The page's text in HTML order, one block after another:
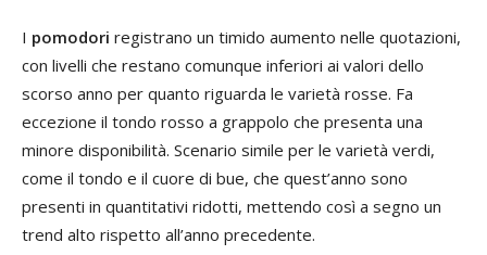
I pomodori registrano un timido aumento nelle quotazioni,
con livelli che restano comunque inferiori ai valori dello
scorso anno per quanto riguarda le varietà rosse. Fa
eccezione il tondo rosso a grappolo che presenta una
minore disponibilità. Scenario simile per le varietà verdi,
come il tondo e il cuore di bue, che quest’anno sono
presenti in quantitativi ridotti, mettendo così a segno un
trend alto rispetto all’anno precedente.